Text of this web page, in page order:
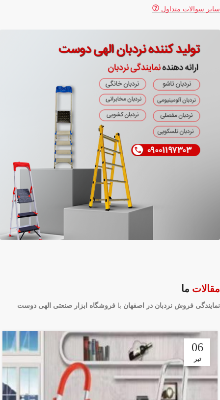
سایر سوالات متداول
مقالات ما
نمایندگی فروش نردبان در اصفهان با فروشگاه ابزار صنعتی الهی دوست
06
تیر